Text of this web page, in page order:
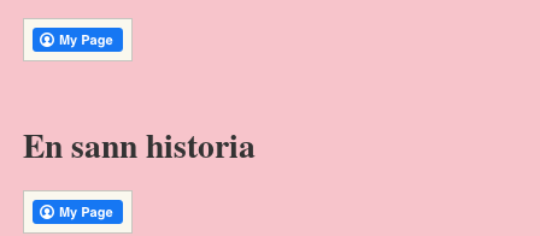
En sann historia